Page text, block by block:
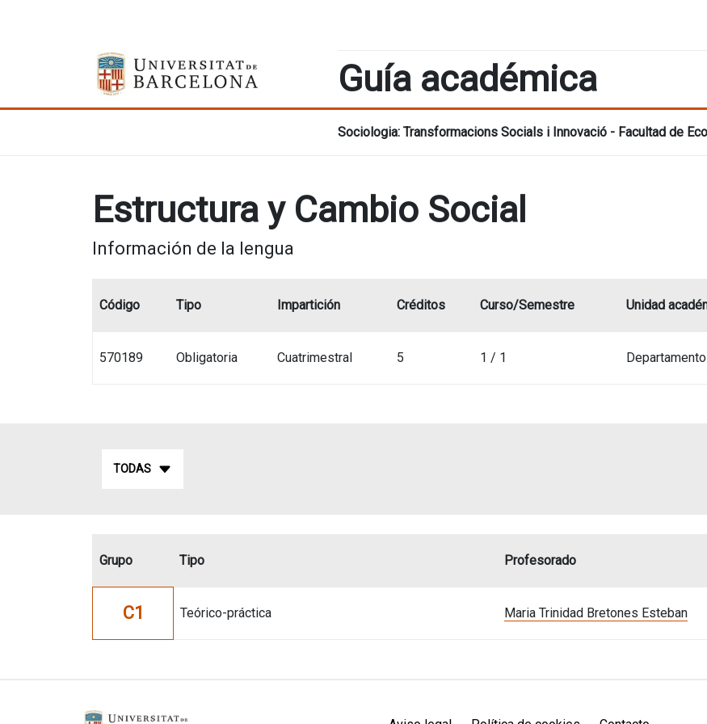
Guía académica
Sociologia: Transformacions Socials i Innovació - Facultad de
Estructura y Cambio Social
Información de la lengua
Código Tipo Impartición Créditos Curso/Semestre Unidad
570189 Obligatoria Cuatrimestral 5 1 / 1
TODAS
Grupo Tipo Profesorado
C1 Teórico-práctica Maria Trinidad Bretones Esteban